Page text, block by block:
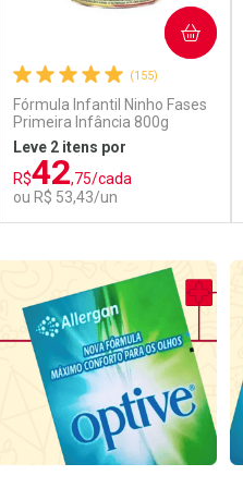
(155)
Fórmula Infantil Ninho Fases
Primeira Infância 800g
Leve 2 itens por
R$42,75/cada
ou R$ 53,43/un
COMPRAR
Laboratório
Por Menos